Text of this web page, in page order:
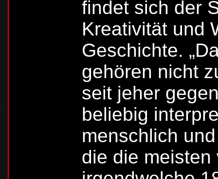
findet sich der
Kreativität und
Geschichte.
gehören nicht
seit jeher
beliebig
menschlich
die die